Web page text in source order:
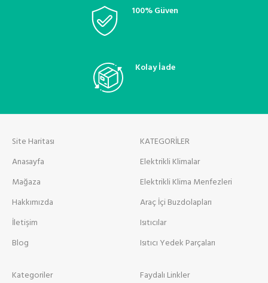
100% Güven
Kolay İade
Site Haritası
Anasayfa
Mağaza
Hakkımızda
İletişim
Blog
KATEGORİLER
Elektrikli Klimalar
Elektrikli Klima Menfezleri
Araç İçi Buzdolapları
Isıtıcılar
Isıtıcı Yedek Parçaları
Kategoriler
Faydalı Linkler